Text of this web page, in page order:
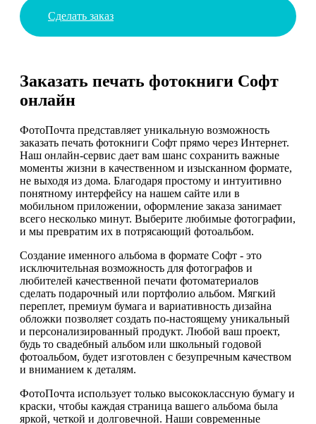
Сделать заказ
Заказать печать фотокниги Софт
онлайн
ФотоПочта представляет уникальную возможность
заказать печать фотокниги Софт прямо через Интернет.
Наш онлайн-сервис дает вам шанс сохранить важные
моменты жизни в качественном и изысканном формате,
не выходя из дома. Благодаря простому и интуитивно
понятному интерфейсу на нашем сайте или в
мобильном приложении, оформление заказа занимает
всего несколько минут. Выберите любимые фотографии,
и мы превратим их в потрясающий фотоальбом.
Создание именного альбома в формате Софт - это
исключительная возможность для фотографов и
любителей качественной печати фотоматериалов
сделать подарочный или портфолио альбом. Мягкий
переплет, премиум бумага и вариативность дизайна
обложки позволяет создать по-настоящему уникальный
и персонализированный продукт. Любой ваш проект,
будь то свадебный альбом или школьный годовой
фотоальбом, будет изготовлен с безупречным качеством
и вниманием к деталям.
ФотоПочта использует только высококлассную бумагу и
краски, чтобы каждая страница вашего альбома была
яркой, четкой и долговечной. Наши современные